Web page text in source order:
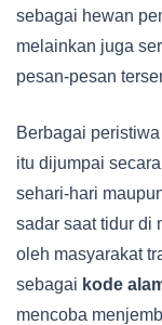
sebagai hewan
melainkan juga
pesan-pesan
Berbagai
itu dijumpai
sehari-hari
sadar saat tidur di
oleh masyarakat
sebagai kode
mencoba